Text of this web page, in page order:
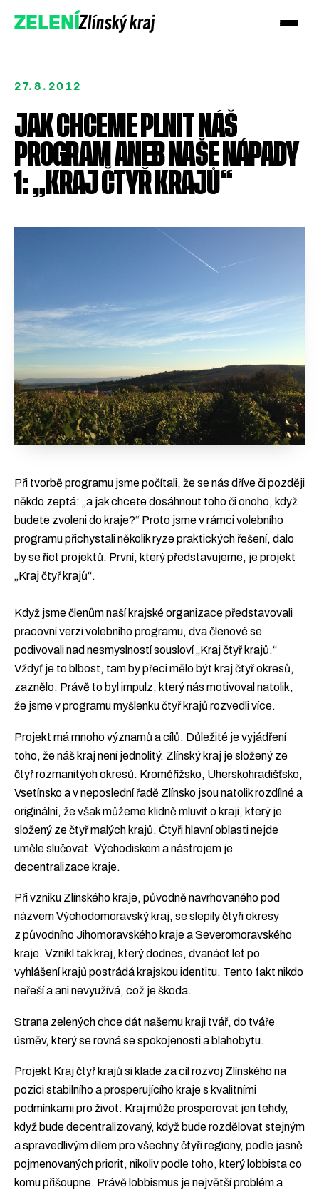
ZELENÍZlínský kraj
27.8.2012
JAK CHCEME PLNIT NÁŠ
PROGRAM ANEB NAŠE NÁPADY
1: „KRAJ ČTYŘ KRAJŮ“
Při tvorbě programu jsme počítali, že se nás dříve či později
někdo zeptá: „a jak chcete dosáhnout toho či onoho, když
budete zvoleni do kraje?“ Proto jsme v rámci volebního
programu přichystali několik ryze praktických řešení, dalo
by se říct projektů. První, který představujeme, je projekt
„Kraj čtyř krajů“.
Když jsme členům naší krajské organizace představovali
pracovní verzi volebního programu, dva členové se
podivovali nad nesmyslností sousloví „Kraj čtyř krajů.“
Vždyť je to blbost, tam by přeci mělo být kraj čtyř okresů,
zaznělo. Právě to byl impulz, který nás motivoval natolik,
že jsme v programu myšlenku čtyř krajů rozvedli více.
Projekt má mnoho významů a cílů. Důležité je vyjádření
toho, že náš kraj není jednolitý. Zlínský kraj je složený ze
čtyř rozmanitých okresů. Kroměřížsko, Uherskohradišťsko,
Vsetínsko a v neposlední řadě Zlínsko jsou natolik rozdílné a
originální, že však můžeme klidně mluvit o kraji, který je
složený ze čtyř malých krajů. Čtyři hlavní oblasti nejde
uměle slučovat. Východiskem a nástrojem je
decentralizace kraje.
Při vzniku Zlínského kraje, původně navrhovaného pod
názvem Východomoravský kraj, se slepily čtyři okresy
z původního Jihomoravského kraje a Severomoravského
kraje. Vznikl tak kraj, který dodnes, dvanáct let po
vyhlášení krajů postrádá krajskou identitu. Tento fakt nikdo
neřeší a ani nevyužívá, což je škoda.
Strana zelených chce dát našemu kraji tvář, do tváře
úsměv, který se rovná se spokojenosti a blahobytu.
Projekt Kraj čtyř krajů si klade za cíl rozvoj Zlínského na
pozici stabilního a prosperujícího kraje s kvalitními
podmínkami pro život. Kraj může prosperovat jen tehdy,
když bude decentralizovaný, když bude rozdělovat stejným
a spravedlivým dílem pro všechny čtyři regiony, podle jasně
pojmenovaných priorit, nikoliv podle toho, který lobbista co
komu přišoupne. Právě lobbismus je největší problém a